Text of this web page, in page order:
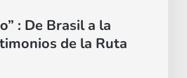
: De Brasil a la
de la Ruta